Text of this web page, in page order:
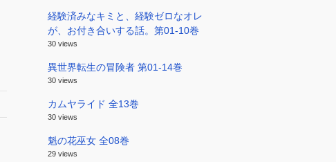
経験済みなキミと、経験ゼロなオレ
が、お付き合いする話。第01-10巻
30 views
異世界転生の冒険者 第01-14巻
30 views
カムヤライド 全13巻
30 views
魁の花巫女 全08巻
29 views